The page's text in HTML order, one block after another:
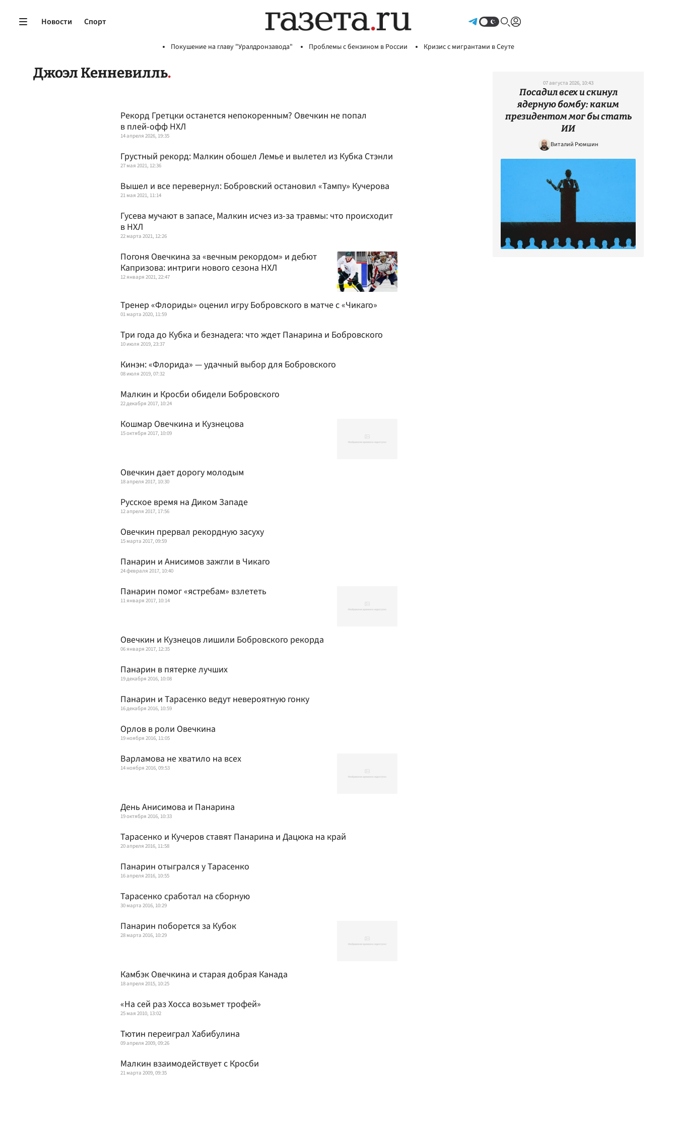
Новости Спорт
Покушение на главу "Уралдронзавода" Проблемы с бензином в России Кризис с мигрантами в Сеуте
Джоэл Кенневилль
Рекорд Гретцки останется непокоренным? Овечкин не попал
в плей-офф НХЛ
14 апреля 2026, 19:35
Грустный рекорд: Малкин обошел Лемье и вылетел из Кубка Стэнли
27 мая 2021, 12:36
Вышел и все перевернул: Бобровский остановил «Тампу» Кучерова
21 мая 2021, 11:14
Гусева мучают в запасе, Малкин исчез из-за травмы: что происходит
в НХЛ
22 марта 2021, 12:26
Погоня Овечкина за «вечным рекордом» и дебют
Капризова: интриги нового сезона НХЛ
12 января 2021, 22:47
Тренер «Флориды» оценил игру Бобровского в матче с «Чикаго»
01 марта 2020, 11:59
Три года до Кубка и безнадега: что ждет Панарина и Бобровского
10 июля 2019, 23:37
Кинэн: «Флорида» — удачный выбор для Бобровского
08 июля 2019, 07:32
Малкин и Кросби обидели Бобровского
22 декабря 2017, 10:24
Кошмар Овечкина и Кузнецова
15 октября 2017, 10:09
Овечкин дает дорогу молодым
18 апреля 2017, 10:30
Русское время на Диком Западе
12 апреля 2017, 17:56
Овечкин прервал рекордную засуху
15 марта 2017, 09:59
Панарин и Анисимов зажгли в Чикаго
24 февраля 2017, 10:40
Панарин помог «ястребам» взлететь
11 января 2017, 10:14
Овечкин и Кузнецов лишили Бобровского рекорда
06 января 2017, 12:35
Панарин в пятерке лучших
19 декабря 2016, 10:08
Панарин и Тарасенко ведут невероятную гонку
16 декабря 2016, 10:59
Орлов в роли Овечкина
19 ноября 2016, 11:05
Варламова не хватило на всех
14 ноября 2016, 09:53
День Анисимова и Панарина
19 октября 2016, 10:33
Тарасенко и Кучеров ставят Панарина и Дацюка на край
20 апреля 2016, 11:58
Панарин отыгрался у Тарасенко
16 апреля 2016, 10:55
Тарасенко сработал на сборную
30 марта 2016, 10:29
Панарин поборется за Кубок
28 марта 2016, 10:29
Камбэк Овечкина и старая добрая Канада
18 апреля 2015, 10:25
«На сей раз Хосса возьмет трофей»
25 мая 2010, 13:02
Тютин переиграл Хабибулина
09 апреля 2009, 09:26
Малкин взаимодействует с Кросби
21 марта 2009, 09:35
07 августа 2026, 10:43
Посадил всех и скинул
ядерную бомбу: каким
президентом мог бы стать
ИИ
Виталий Рюмшин